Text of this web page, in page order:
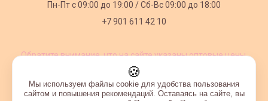
Пн-Пт с09:00 до 19:00 /Сб-Вс 09:00 до 18:00
+7 901 611 42 10
Обратите внимание, что на сайте указаны оптовые цены,
🍪
Мы используем файлы cookie для удобства пользования
сайтом и повышения рекомендаций. Оставаясь на сайте, вы